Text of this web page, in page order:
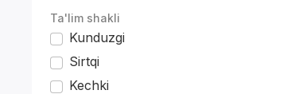
Ta'lim shakli
Kunduzgi
Sirtqi
Kechki